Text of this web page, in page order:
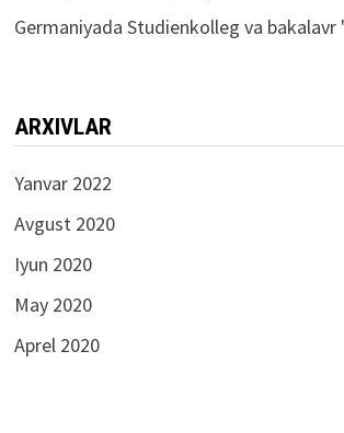
Germaniyada Studienkolleg va bakalavr
ARXIVLAR
Yanvar 2022
Avgust 2020
Iyun 2020
May 2020
Aprel 2020